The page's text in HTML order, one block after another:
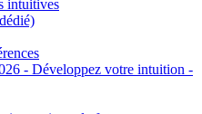
intuitives
- Développez votre intuition -